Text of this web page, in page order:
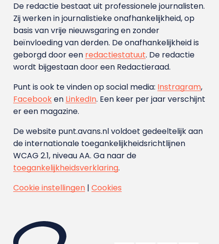
De redactie bestaat uit professionele journalisten.
Zij werken in journalistieke onafhankelijkheid, op
basis van vrije nieuwsgaring en zonder
beïnvloeding van derden. De onafhankelijkheid is
geborgd door een redactiestatuut. De redactie
wordt bijgestaan door een Redactieraad.
Punt is ook te vinden op social media: Instragram,
Facebooken LinkedIn. Een keer per jaar verschijnt
er een magazine.
De website punt.avans.nl voldoet gedeeltelijk aan
de internationale toegankelijkheidsrichtlijnen
WCAG 2.1, niveau AA. Ga naar de
toegankelijkheidsverklaring.
Cookie instellingen| Cookies